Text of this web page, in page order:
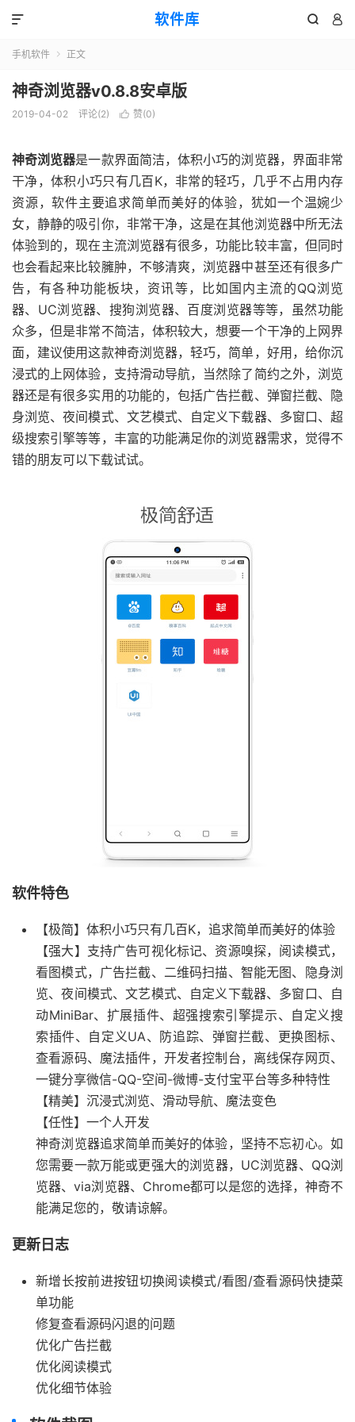
软件库  

手机软件  正文
神奇浏览器v0.8.8安卓版
2019-04-02 评论(2)  赞(0)
神奇浏览器是一款界面简洁，体积小巧的浏览器，界面非常
干净，体积小巧只有几百K，非常的轻巧，几乎不占用内存
资源，软件主要追求简单而美好的体验，犹如一个温婉少
女，静静的吸引你，非常干净，这是在其他浏览器中所无法
体验到的，现在主流浏览器有很多，功能比较丰富，但同时
也会看起来比较臃肿，不够清爽，浏览器中甚至还有很多广
告，有各种功能板块，资讯等，比如国内主流的QQ浏览
器、UC浏览器、搜狗浏览器、百度浏览器等等，虽然功能
众多，但是非常不简洁，体积较大，想要一个干净的上网界
面，建议使用这款神奇浏览器，轻巧，简单，好用，给你沉
浸式的上网体验，支持滑动导航，当然除了简约之外，浏览
器还是有很多实用的功能的，包括广告拦截、弹窗拦截、隐
身浏览、夜间模式、文艺模式、自定义下载器、多窗口、超
级搜索引擎等等，丰富的功能满足你的浏览器需求，觉得不
错的朋友可以下载试试。
软件特色
【极简】体积小巧只有几百K，追求简单而美好的体验
【强大】支持广告可视化标记、资源嗅探，阅读模式，
看图模式，广告拦截、二维码扫描、智能无图、隐身浏
览、夜间模式、文艺模式、自定义下载器、多窗口、自
动MiniBar、扩展插件、超强搜索引擎提示、自定义搜
索插件、自定义UA、防追踪、弹窗拦截、更换图标、
查看源码、魔法插件，开发者控制台，离线保存网页、
一键分享微信-QQ-空间-微博-支付宝平台等多种特性
【精美】沉浸式浏览、滑动导航、魔法变色
【任性】一个人开发
神奇浏览器追求简单而美好的体验，坚持不忘初心。如
您需要一款万能或更强大的浏览器，UC浏览器、QQ浏
览器、via浏览器、Chrome都可以是您的选择，神奇不
能满足您的，敬请谅解。
更新日志
新增长按前进按钮切换阅读模式/看图/查看源码快捷菜
单功能
修复查看源码闪退的问题
优化广告拦截
优化阅读模式
优化细节体验